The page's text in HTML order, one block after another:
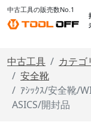
中古工具の販売数No.1
中古工具 カテゴ
安全靴
ｱｼｯｸｽ/安全靴/
ASICS/開封品